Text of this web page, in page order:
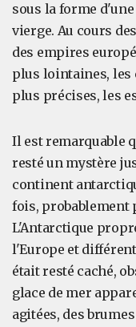
sous la forme
vierge. Au cours
des empires
plus lointaines, les
plus précises, les
Il est remarquable
resté un mystère
continent
fois, probablement
L'Antarctique
l'Europe et
était resté caché,
glace de mer
agitées, des